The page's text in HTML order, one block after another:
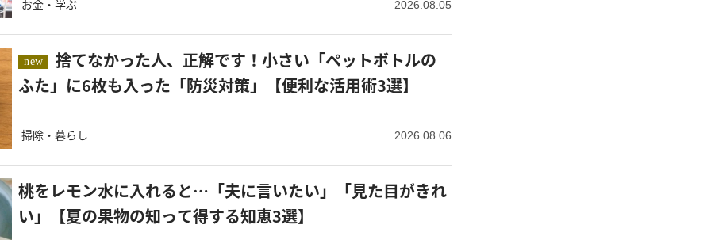
お金・学ぶ 2026.08.05
new
ふた」に6枚も入った「防災対策」【便利な活用術3選】
掃除・暮らし 2026.08.06
桃をレモン水に入れると…「夫に言いたい」「見た目がきれ
い」【夏の果物の知って得する知恵3選】